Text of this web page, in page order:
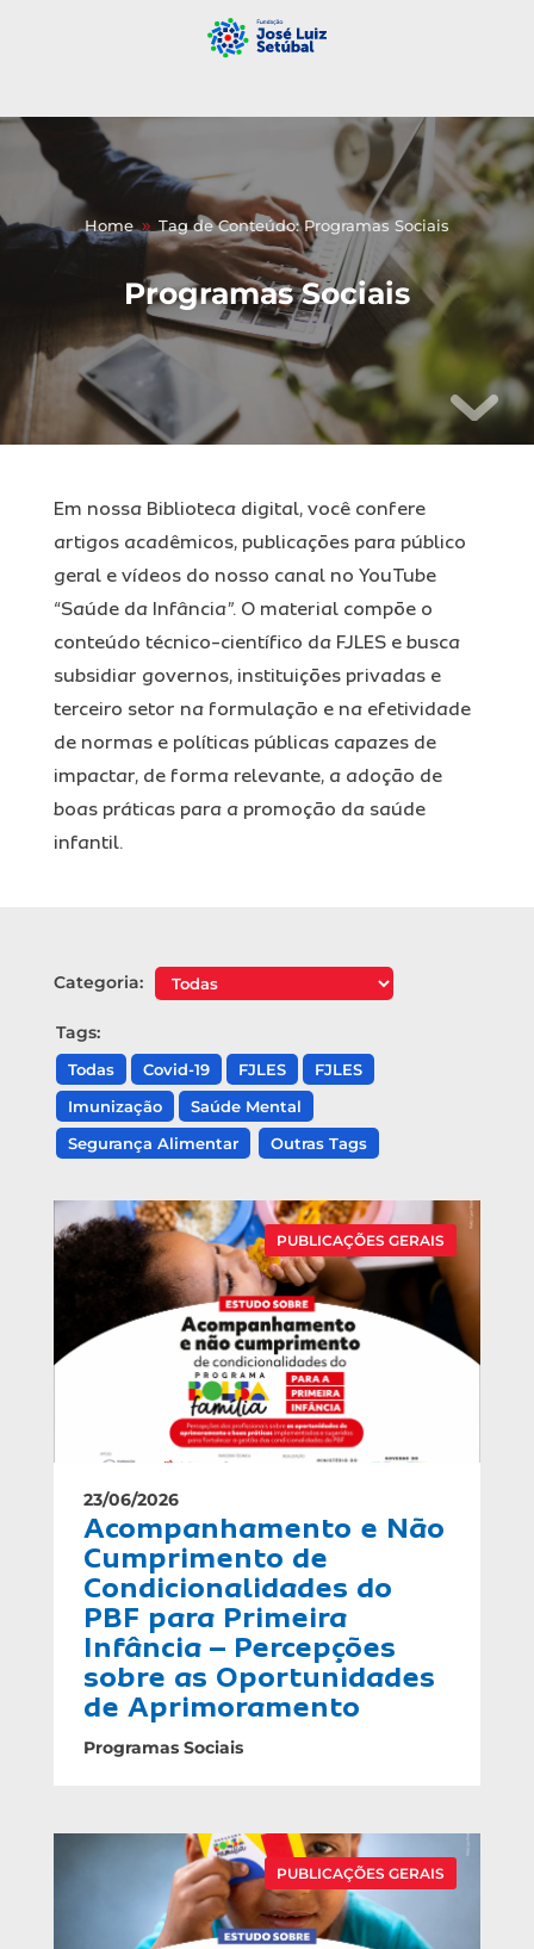
Home 9 Tag de Conteúdo: Programas Sociais
Programas Sociais
Em nossa Biblioteca digital, você confere
artigos acadêmicos, publicações para público
geral e vídeos do nosso canal no YouTube
“Saúde da Infância”. O material compõe o
conteúdo técnico-científico da FJLES e busca
subsidiar governos, instituições privadas e
terceiro setor na formulação e na efetividade
de normas e políticas públicas capazes de
impactar, de forma relevante, a adoção de
boas práticas para a promoção da saúde
infantil.
Categoria:
Tags:
Todas Covid-19 FJLES
FJLES
Imunização
Saúde Mental
Segurança Alimentar
Outras Tags
PUBLICAÇÕES GERAIS
23/06/2026
Acompanhamento e Não
Cumprimento de
Condicionalidades do
PBF para Primeira
Infância – Percepções
sobre as Oportunidades
de Aprimoramento
Programas Sociais
PUBLICAÇÕES GERAIS